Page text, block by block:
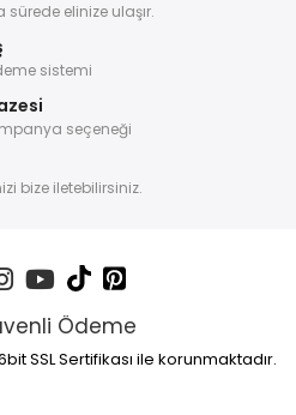
sürede elinize ulaşır.
sistemi
seçeneği
bize iletebilirsiniz.
Ödeme
SSL Sertifikası ile korunmaktadır.